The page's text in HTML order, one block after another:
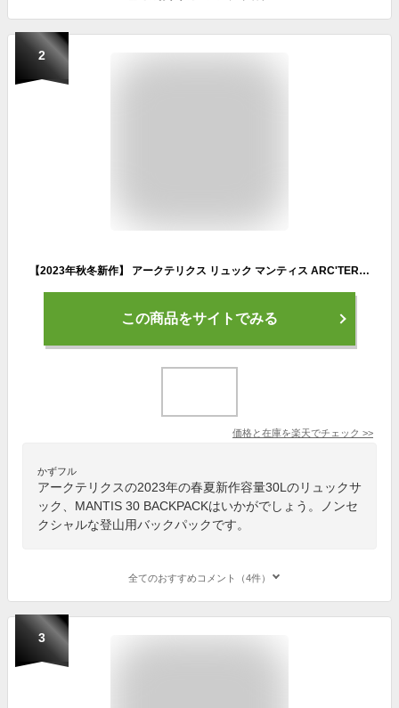
2
【2023年秋冬新作】 アークテリクス リュック マンティス ARC'TERYX バックパック ブラック ユニセックス ハイキング 30L MANTIS 30 BACKPACK ・M-30BACKPACK-4212302(メンズ)(レディース)(クーポン対象外)
この商品をサイトでみる
価格と在庫を楽天でチェック >>
かずフル
アークテリクスの2023年の春夏新作容量30Lのリュックサ
ック、MANTIS 30 BACKPACKはいかがでしょう。ノンセ
クシャルな登山用バックパックです。
全てのおすすめコメント（4件）
3